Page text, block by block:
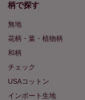
柄で探す
無地
花柄・葉・植物柄
和柄
チェック
USAコットン
インポート生地